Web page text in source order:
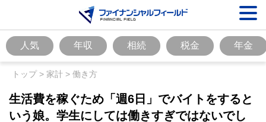
人気 年収 相続 税金 年金
トップ> 家計 > 働き方
生活費を稼ぐため「週6日」でバイトをすると
いう娘。学生にしては働きすぎではないでし